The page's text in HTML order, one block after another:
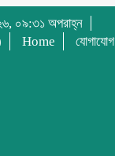
০৯:৩১ অপরাহ্ন
Home যোগাযোগ